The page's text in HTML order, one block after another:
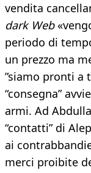
vendita
dark Web
periodo di
un prezzo ma
”siamo pronti a
“consegna”
armi. Ad
“contatti” di
ai
merci proibite